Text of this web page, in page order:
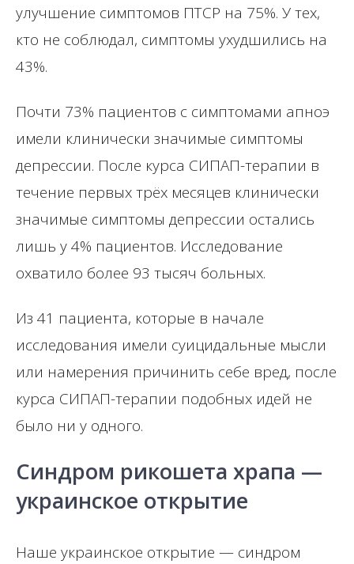
улучшение симптомов ПТСР на 75%. У тех,
кто не соблюдал, симптомы ухудшились на
43%.
Почти 73% пациентов с симптомами апноэ
имели клинически значимые симптомы
депрессии. После курса СИПАП-терапии в
течение первых трёх месяцев клинически
значимые симптомы депрессии остались
лишь у 4% пациентов. Исследование
охватило более 93 тысяч больных.
Из 41 пациента, которые в начале
исследования имели суицидальные мысли
или намерения причинить себе вред, после
курса СИПАП-терапии подобных идей не
было ни у одного.
Синдром рикошета храпа —
украинское открытие
Наше украинское открытие — синдром